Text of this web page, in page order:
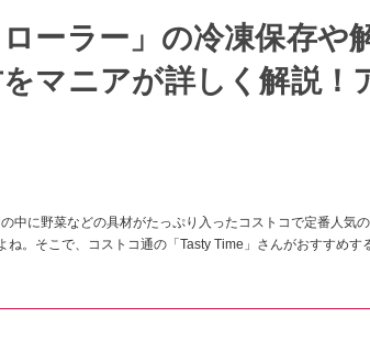
ーラー」の冷凍保存や
マニアが詳しく解説！
中に野菜などの具材がたっぷり入ったコストコで定番人気
。そこで、コストコ通の「Tasty Time」さんがおすすめする